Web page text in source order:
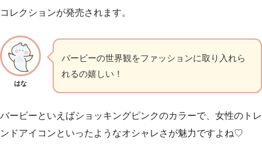
コレクションが発売されます。
はな
バービーの世界観をファッションに取り入れら
れるの嬉しい！
バービーといえばショッキングピンクのカラーで、女性のトレ
ンドアイコンといったようなオシャレさが魅力ですよね♡